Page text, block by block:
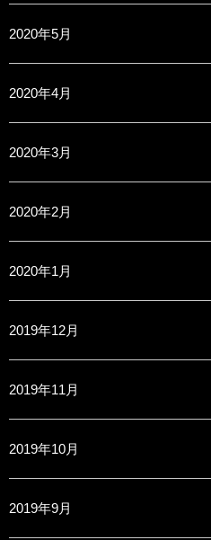
2020年5月
2020年4月
2020年3月
2020年2月
2020年1月
2019年12月
2019年11月
2019年10月
2019年9月